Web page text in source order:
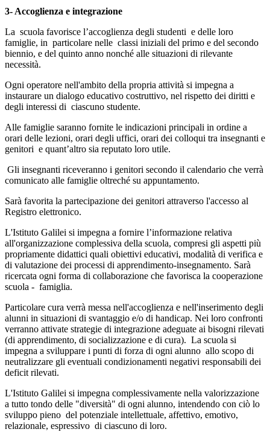
3- Accoglienza e integrazione
La scuola favorisce l’accoglienza degli studenti e delle loro
famiglie, in particolare nelle classi iniziali del primo e del secondo
biennio, e del quinto anno nonché alle situazioni di rilevante
necessità.
Ogni operatore nell'ambito della propria attività si impegna a
instaurare un dialogo educativo costruttivo, nel rispetto dei diritti e
degli interessi di ciascuno studente.
Alle famiglie saranno fornite le indicazioni principali in ordine a
orari delle lezioni, orari degli uffici, orari dei colloqui tra insegnanti e
genitori e quant’altro sia reputato loro utile.
Gli insegnanti riceveranno i genitori secondo il calendario che verrà
comunicato alle famiglie oltreché su appuntamento.
Sarà favorita la partecipazione dei genitori attraverso l'accesso al
Registro elettronico.
L'Istituto Galilei si impegna a fornire l’informazione relativa
all'organizzazione complessiva della scuola, compresi gli aspetti più
propriamente didattici quali obiettivi educativi, modalità di verifica e
di valutazione dei processi di apprendimento-insegnamento. Sarà
ricercata ogni forma di collaborazione che favorisca la cooperazione
scuola - famiglia.
Particolare cura verrà messa nell'accoglienza e nell'inserimento degli
alunni in situazioni di svantaggio e/o di handicap. Nei loro confronti
verranno attivate strategie di integrazione adeguate ai bisogni rilevati
(di apprendimento, di socializzazione e di cura). La scuola si
impegna a sviluppare i punti di forza di ogni alunno allo scopo di
neutralizzare gli eventuali condizionamenti negativi responsabili dei
deficit rilevati.
L'Istituto Galilei si impegna complessivamente nella valorizzazione
a tutto tondo delle "diversità" di ogni alunno, intendendo con ciò lo
sviluppo pieno del potenziale intellettuale, affettivo, emotivo,
relazionale, espressivo di ciascuno di loro.